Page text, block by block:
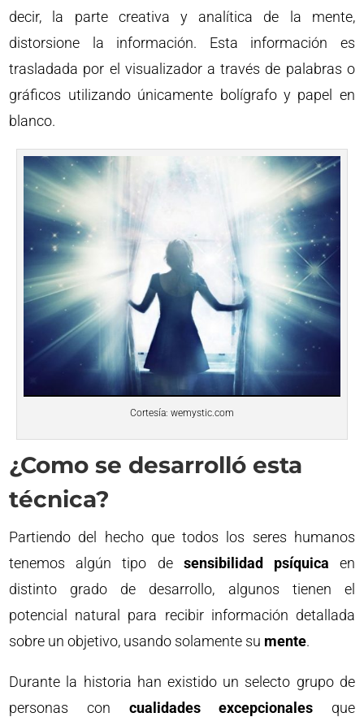
decir, la parte creativa y analítica de la mente,
distorsione la información. Esta información es
trasladada por el visualizador a través de palabras o
gráficos utilizando únicamente bolígrafo y papel en
blanco.
Cortesía: wemystic.com
¿Como se desarrolló esta
técnica?
Partiendo del hecho que todos los seres humanos
tenemos algún tipo de sensibilidad psíquica en
distinto grado de desarrollo, algunos tienen el
potencial natural para recibir información detallada
sobre un objetivo, usando solamente su mente.
Durante la historia han existido un selecto grupo de
personas con cualidades excepcionales que